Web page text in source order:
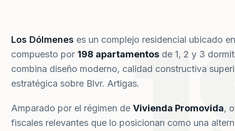
Los Dólmenes es un complejo residencial ubicado
compuesto por 198 apartamentos de 1, 2 y 3
combina diseño moderno, calidad constructiva
estratégica sobre Blvr. Artigas.
Amparado por el régimen de Vivienda Promovida,
fiscales relevantes que lo posicionan como una